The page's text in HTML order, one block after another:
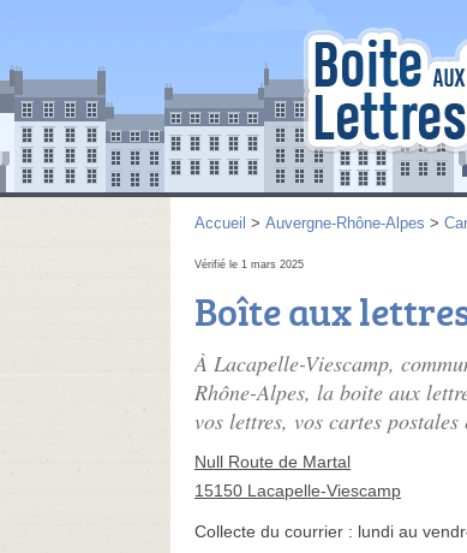
Accueil > Auvergne-Rhône-Alpes >
Vérifié le 1 mars 2025
Boîte aux
À Lacapelle-Viescamp,
Rhône-Alpes, la boite aux
vos lettres, vos cartes
Null Route de Martal
15150 Lacapelle-Viescamp
Collecte du courrier : lundi au